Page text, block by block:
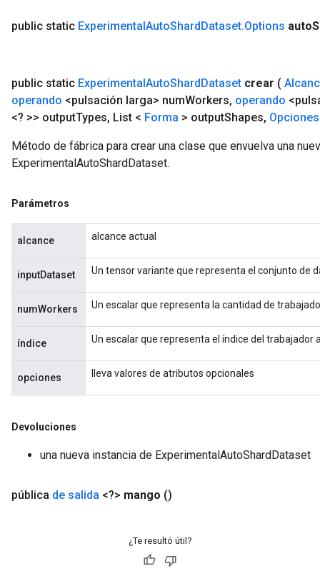
public static ExperimentalAutoShardDataset.Options auto
public static ExperimentalAutoShardDataset crear (
operando <pulsación larga> numWorkers, operando
<? >> outputTypes, List < Forma > outputShapes,
Método de fábrica para crear una clase que envuelva una
ExperimentalAutoShardDataset.
Parámetros
alcance alcance actual
inputDataset Un tensor variante que representa el conjunto de
numWorkers Un escalar que representa la cantidad de
índice Un escalar que representa el índice del trabajador
opciones lleva valores de atributos opcionales
Devoluciones
una nueva instancia de ExperimentalAutoShardDataset
pública de salida <?> mango ()
¿Te resultó útil?